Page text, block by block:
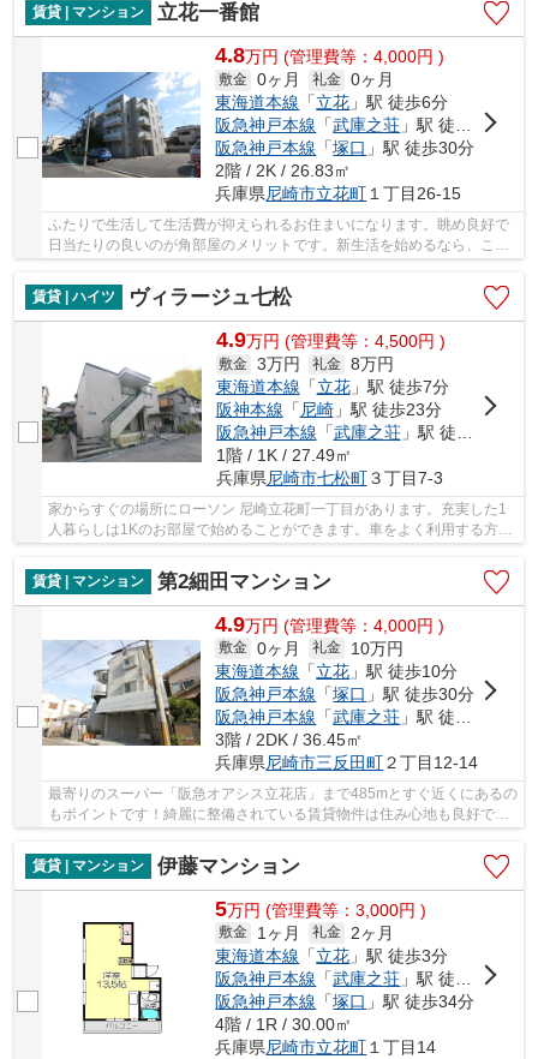
賃貸 | マンション
立花一番館
4.8万円 (管理費等：4,000円 )
敷金 0ヶ月 礼金 0ヶ月
東海道本線 「立花 」駅 徒歩6分
阪急神戸本線 「武庫之荘 」駅 徒歩28分
阪急神戸本線 「塚口 」駅 徒歩30分
2階 / 2K / 26.83㎡
兵庫県尼崎市立花町 １丁目26-15
ふたりで生活して生活費が抑えられるお住まいになります。眺め良好で
日当たりの良いのが角部屋のメリットです。新生活を始めるなら、この
賃貸 | ハイツ
ヴィラージュ七松
4.9万円 (管理費等：4,500円 )
敷金 3万円 礼金 8万円
東海道本線 「立花」駅 徒歩7分
阪神本線 「 尼崎」駅 徒歩23分
阪急神戸本線 「武庫之荘」駅 徒歩23分
1階 / 1K / 27.49㎡
兵庫県尼崎市七松町３丁目7-3
家からすぐの場所にローソン 尼崎立花町一丁目があります。充実した1
人暮らしは1Kのお部屋で始めることができます。車をよく利用する方も
賃貸 | マンション
第2細田マンション
4.9万円 (管理費等：4,000円 )
敷金 0ヶ月 礼金
10万円
東海道本線 「立花 」駅 徒歩10分
阪急神戸本線 「塚口 」駅 徒歩30分
阪急神戸本線 「武庫之荘 」駅 徒歩34分
3階 / 2DK / 36.45㎡
兵庫県尼崎市三反田町２丁目12-14
最寄りのスーパー「阪急オアシス立花店」まで485mとすぐ近くにあるの
もポイントです！綺麗に整備されている賃貸物件は住み心地も良好で
す！車の収容台数もたっぷりとある自走式駐車場...
賃貸 | マンション
伊藤マンション
5万円 (管理費等：3,000円 )
敷金 1ヶ月 礼金
2ヶ月
東海道本線 「立花 」駅 徒歩3分
阪急神戸本線 「武庫之荘 」駅 徒歩24分
阪急神戸本線 「塚口 」駅 徒歩34分
4階 / 1R / 30.00㎡
兵庫県尼崎市立花町 １丁目14